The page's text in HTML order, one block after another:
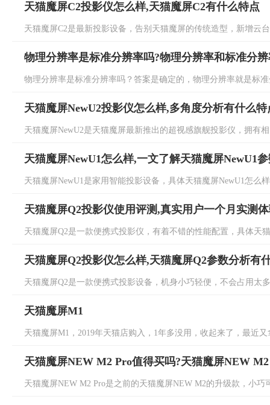
天猫魔屏C2投影仪怎么样,天猫魔屏C2有什么特点
天猫魔屏C2是最新投影设备，告别天猫魔屏的传统造型，新增云
物理分辨率是标准分辨率吗?物理分辨率和标准分
物理分辨率是标准分辨率吗？答案是确定的，物理分辨率就是标
天猫魔屏NewU2投影仪怎么样,多角度分析有什么特
天猫魔屏NewU2是天猫魔屏最新推出的超视感旗舰投影仪，拥有
天猫魔屏NewU1怎么样,一文了解天猫魔屏NewU1
天猫魔屏NewU1是家用智能投影设备，具体天猫魔屏NewU1怎么
天猫魔屏Q2投影仪使用评测,真实用户一个月实测
天猫魔屏Q2是一款便携式投影仪，有着不错的性能配置，具体天
天猫魔屏Q2投影仪怎么样,天猫魔屏Q2参数分析有
天猫魔屏Q2是一款便携式投影设备，机身小巧轻便，不会占用太
天猫魔屏M1
天猫魔屏M1，2019年天猫店购入，1年多没用，收起来了，最近
天猫魔屏NEW M2 Pro值得买吗?天猫魔屏NEW
天猫魔屏NEW M2 Pro是之前的天猫魔屏NEW M2的升级款，小